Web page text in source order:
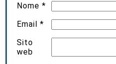
Nome*
Email*
Sito
web